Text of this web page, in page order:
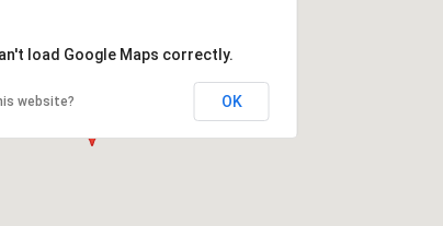
load Google Maps correctly.
website? OK